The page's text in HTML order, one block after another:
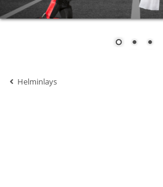
Helminlays